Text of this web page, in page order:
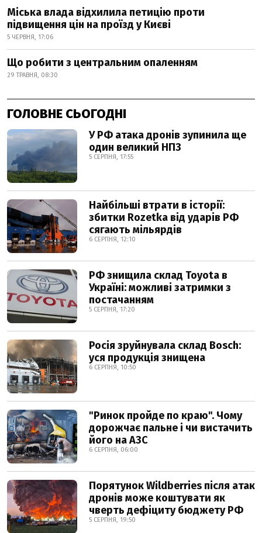
Міська влада відхилила петицію проти
підвищення цін на проїзд у Києві
5 ЧЕРВНЯ, 17:06
Що робити з центральним опаленням
29 ТРАВНЯ, 08:30
ГОЛОВНЕ СЬОГОДНІ
У РФ атака дронів зупинила ще
один великий НПЗ
5 СЕРПНЯ, 17:55
Найбільші втрати в історії:
збитки Rozetka від ударів РФ
сягають мільярдів
6 СЕРПНЯ, 12:10
РФ знищила склад Toyota в
Україні: можливі затримки з
постачанням
5 СЕРПНЯ, 17:20
Росія зруйнувала склад Bosch:
уся продукція знищена
6 СЕРПНЯ, 10:50
"Ринок пройде по краю". Чому
дорожчає пальне і чи вистачить
його на АЗС
6 СЕРПНЯ, 06:00
Порятунок Wildberries після атак
дронів може коштувати як
чверть дефіциту бюджету РФ
5 СЕРПНЯ, 19:50